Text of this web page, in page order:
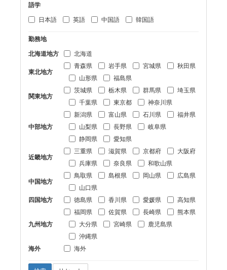
語学
日本語
英語 中国語 韓国語
勤務地
北海道地方
北海道
東北地方
青森県 岩手県 宮城県
秋田県
山形県
福島県
関東地方
茨城県 栃木県 群馬県
埼玉県
千葉県
東京都 神奈川県
中部地方
新潟県 富山県 石川県
福井県
山梨県
長野県
岐阜県
静岡県
愛知県
近畿地方
三重県 滋賀県 京都府
大阪府
兵庫県
奈良県 和歌山県
中国地方
鳥取県 島根県 岡山県
広島県
山口県
四国地方
徳島県 香川県 愛媛県 高知県
九州地方
福岡県 佐賀県 長崎県
熊本県
大分県
宮崎県
鹿児島県
沖縄県
海外
海外